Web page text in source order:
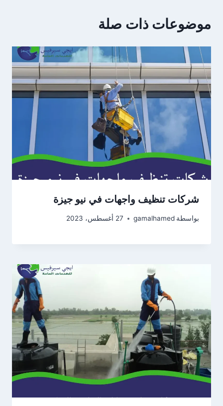
موضوعات ذات صلة
شركات تنظيف واجهات في نيو جيزة
بواسطة gamalhamed 27 أغسطس، 2023